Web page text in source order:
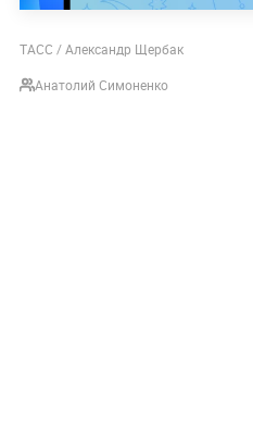
ТАСС / Александр Щербак
Анатолий Симоненко